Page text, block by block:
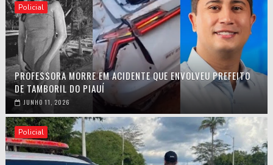
Policial
PROFESSORA MORRE EM ACIDENTE QUE ENVOLVEU PREFEITO
DE TAMBORIL DO PIAUÍ
JUNHO 11, 2026
Policial